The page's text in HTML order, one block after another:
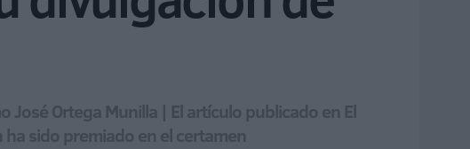
Ortega Munilla | El artículo publicado en El
sido premiado en el certamen